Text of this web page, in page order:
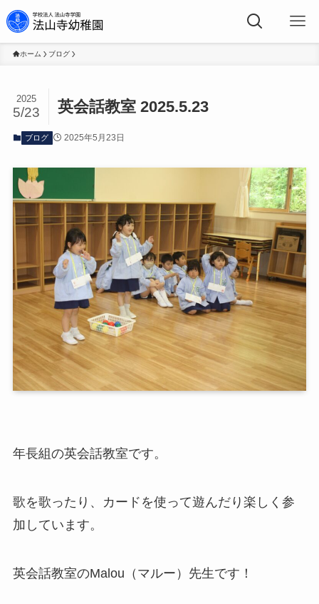
ホーム ブログ
英会話教室 2025.5.23
2025
5/23
ブログ 2025年5月23日
年長組の英会話教室です。
歌を歌ったり、カードを使って遊んだり楽しく参
加しています。
英会話教室のMalou（マルー）先生です！